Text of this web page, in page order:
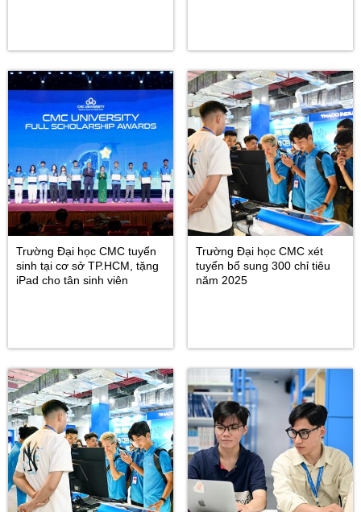
Trường Đại học CMC tuyển
sinh tại cơ sở TP.HCM, tặng
iPad cho tân sinh viên
Trường Đại học CMC xét
tuyển bổ sung 300 chỉ tiêu
năm 2025